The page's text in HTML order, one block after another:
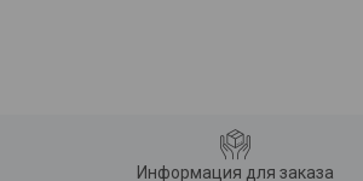
Информация для заказа